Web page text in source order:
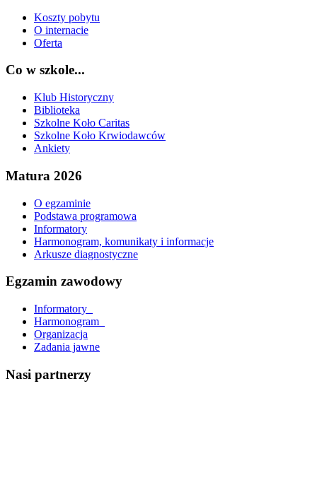
Koszty pobytu
O internacie
Oferta
Co w szkole...
Klub Historyczny
Biblioteka
Szkolne Koło Caritas
Szkolne Koło Krwiodawców
Ankiety
Matura 2026
O egzaminie
Podstawa programowa
Informatory
Harmonogram, komunikaty i informacje
Arkusze diagnostyczne
Egzamin zawodowy
Informatory_
Harmonogram_
Organizacja
Zadania jawne
Nasi partnerzy